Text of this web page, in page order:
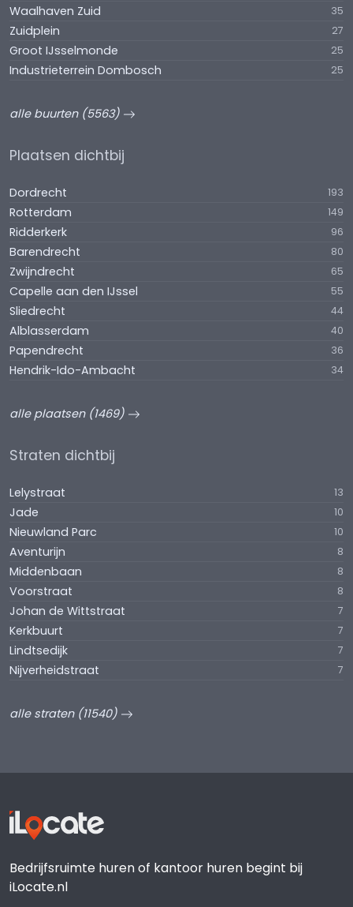
Waalhaven Zuid 35
Zuidplein 27
Groot IJsselmonde 25
Industrieterrein Dombosch 25
alle buurten (5563)
Plaatsen dichtbij
Dordrecht 193
Rotterdam 149
Ridderkerk 96
Barendrecht 80
Zwijndrecht 65
Capelle aan den IJssel 55
Sliedrecht 44
Alblasserdam 40
Papendrecht 36
Hendrik-Ido-Ambacht 34
alle plaatsen (1469)
Straten dichtbij
Lelystraat 13
Jade 10
Nieuwland Parc 10
Aventurijn 8
Middenbaan 8
Voorstraat 8
Johan de Wittstraat 7
Kerkbuurt 7
Lindtsedijk 7
Nijverheidstraat 7
alle straten (11540)
Bedrijfsruimte huren of kantoor huren begint bij
iLocate.nl